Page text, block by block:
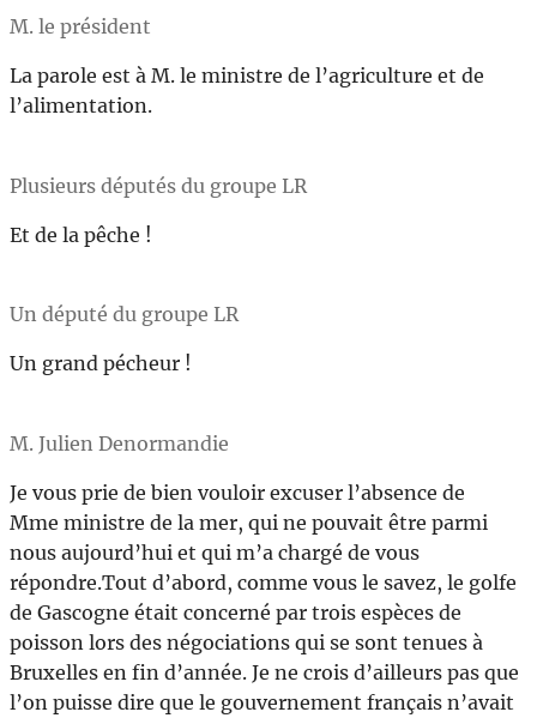
M. le président
La parole est à M. le ministre de l’agriculture et de
l’alimentation.
Plusieurs députés du groupe LR
Et de la pêche !
Un député du groupe LR
Un grand pécheur !
M. Julien Denormandie
Je vous prie de bien vouloir excuser l’absence de
Mme ministre de la mer, qui ne pouvait être parmi
nous aujourd’hui et qui m’a chargé de vous
répondre.Tout d’abord, comme vous le savez, le golfe
de Gascogne était concerné par trois espèces de
poisson lors des négociations qui se sont tenues à
Bruxelles en fin d’année. Je ne crois d’ailleurs pas que
l’on puisse dire que le gouvernement français n’avait